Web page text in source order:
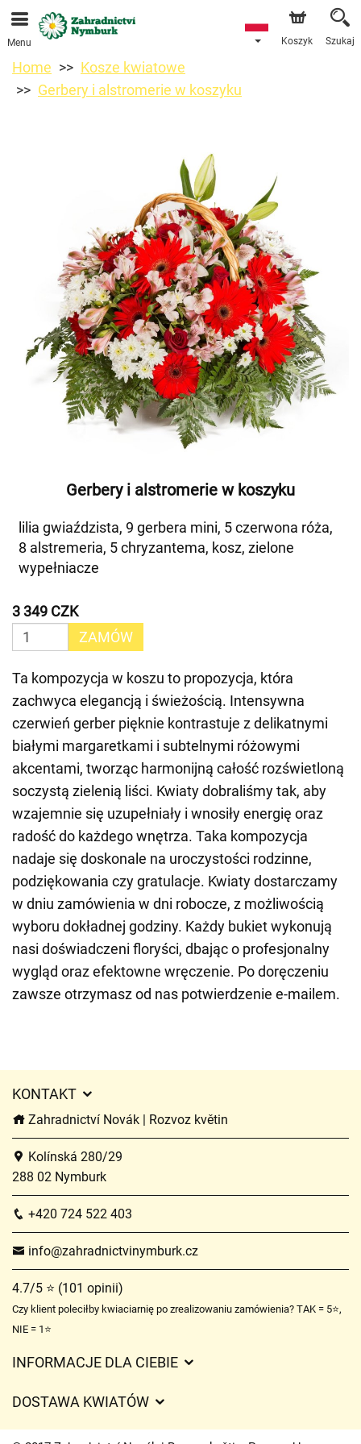
Przyjmujemy zamówienia za pośrednictwem naszego
sklepu internetowego. Najbliższy możliwy termin dostawy
to 11.08.2026 z powodu urlopu.
Menu Koszyk Szukaj
Home
Kosze kwiatowe
Gerbery i alstromerie w koszyku
Gerbery i alstromerie w koszyku
lilia gwiaździsta, 9 gerbera mini, 5 czerwona róża,
8 alstremeria, 5 chryzantema, kosz, zielone
wypełniacze
3 349 CZK
ZAMÓW
Ta kompozycja w koszu to propozycja, która
zachwyca elegancją i świeżością. Intensywna
czerwień gerber pięknie kontrastuje z delikatnymi
białymi margaretkami i subtelnymi różowymi
akcentami, tworząc harmonijną całość rozświetloną
soczystą zielenią liści. Kwiaty dobraliśmy tak, aby
wzajemnie się uzupełniały i wnosiły energię oraz
radość do każdego wnętrza. Taka kompozycja
nadaje się doskonale na uroczystości rodzinne,
podziękowania czy gratulacje. Kwiaty dostarczamy
w dniu zamówienia w dni robocze, z możliwością
wyboru dokładnej godziny. Każdy bukiet wykonują
nasi doświadczeni floryści, dbając o profesjonalny
wygląd oraz efektowne wręczenie. Po doręczeniu
zawsze otrzymasz od nas potwierdzenie e-mailem.
KONTAKT
Zahradnictví Novák | Rozvoz květin
Kolínská 280/29
288 02 Nymburk
+420 724 522 403
info@zahradnictvinymburk.cz
4.7/5 ⭐ (101 opinii)
Czy klient poleciłby kwiaciarnię po zrealizowaniu zamówienia? TAK = 5⭐,
NIE = 1⭐
INFORMACJE DLA CIEBIE
DOSTAWA KWIATÓW
Opłaty za dostawę